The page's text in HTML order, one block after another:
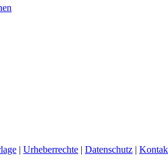
| Urheberrechte | Datenschutz |